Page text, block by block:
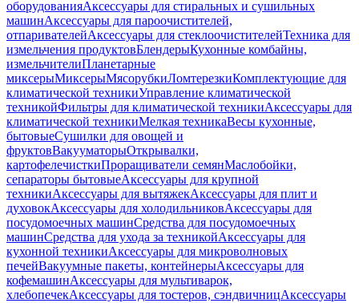
оборудованияАксессуары для стиральных и сушильных
машинАксессуары для пароочистителей,
отпаривателейАксессуары для стеклоочистителейТехника для
измельчения продуктовБлендерыКухонные комбайны,
измельчителиПланетарные
миксерыМиксерыМясорубкиЛомтерезкиКомплектующие для
климатической техникиУправление климатической
техникойФильтры для климатической техникиАксессуары для
климатической техникиМелкая техникаВесы кухонные,
бытовыеСушилки для овощей и
фруктовВакууматорыОткрывалки,
картофелечисткиПроращиватели семянМаслобойки,
сепараторы бытовыеАксессуары для крупной
техникиАксессуары для вытяжекАксессуары для плит и
духовокАксессуары для холодильниковАксессуары для
посудомоечных машинСредства для посудомоечных
машинСредства для ухода за техникойАксессуары для
кухонной техникиАксессуары для микроволновых
печейВакуумные пакеты, контейнерыАксессуары для
кофемашинАксессуары для мультиварок,
хлебопечекАксессуары для тостеров, сэндвичницАксессуары